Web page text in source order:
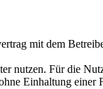
mit dem
nutzen. Für die
Einhaltung einer